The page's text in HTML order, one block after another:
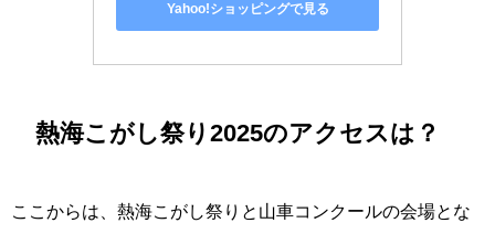
Yahoo!ショッピングで見る
熱海こがし祭り2025のアクセスは？
ここからは、熱海こがし祭りと山車コンクールの会場とな